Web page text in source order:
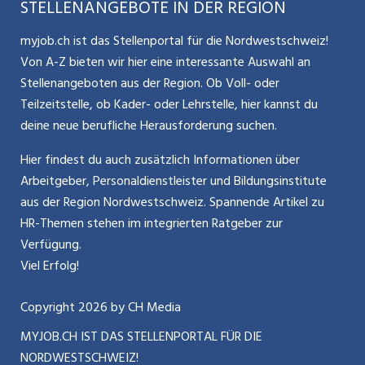
Glossar
Kontakt
Impressum
Bewerber-Cockpit
Mitarbeiter 50+ / Pensionierung
Karriere allgemein
Führung
Bewerbung / Neuorientierung
Aktionen / News
CH Media
ostjob.ch
zentraljob.ch
jobbasel.ch
jobbern.ch
jobmittelland.ch
jobzüri.ch
schaffu.ch (VS)
ajourjob.ch
STELLENANGEBOTE IN DER REGION
myjob.ch ist das Stellenportal für die Nordwestschweiz!
Von A-Z bieten wir hier eine interessante Auswahl an
Stellenangeboten aus der Region. Ob Voll- oder
Teilzeitstelle, ob Kader- oder Lehrstelle, hier kannst du
deine neue berufliche Herausforderung suchen.
Hier findest du auch zusätzlich Informationen über
Arbeitgeber, Personaldienstleister und Bildungsinstitute
aus der Region Nordwestschweiz. Spannende Artikel zu
HR-Themen stehen im integrierten Ratgeber zur
Verfügung.
Viel Erfolg!
Copyright 2026by CH Media
MYJOB.CH IST DAS STELLENPORTAL FÜR DIE
NORDWESTSCHWEIZ!